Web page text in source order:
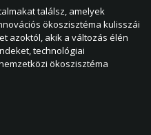
találsz, amelyek
ökoszisztéma kulisszái
azoktól, akik a változás élén
technológiai
ökoszisztéma